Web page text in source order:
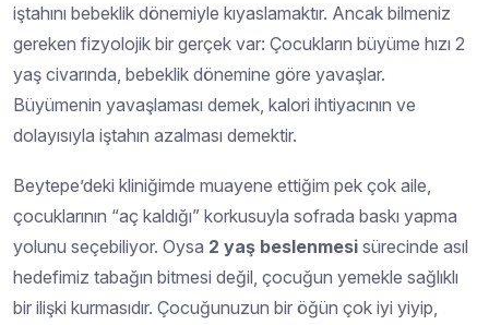
iştahını bebeklik dönemiyle kıyaslamaktır. Ancak bilmeniz
gereken fizyolojik bir gerçek var: Çocukların büyüme hızı 2
yaş civarında, bebeklik dönemine göre yavaşlar.
Büyümenin yavaşlaması demek, kalori ihtiyacının ve
dolayısıyla iştahın azalması demektir.
Beytepe’deki kliniğimde muayene ettiğim pek çok aile,
çocuklarının “aç kaldığı” korkusuyla sofrada baskı yapma
yolunu seçebiliyor. Oysa 2 yaş beslenmesi sürecinde asıl
hedefimiz tabağın bitmesi değil, çocuğun yemekle sağlıklı
bir ilişki kurmasıdır. Çocuğunuzun bir öğün çok iyi yiyip,